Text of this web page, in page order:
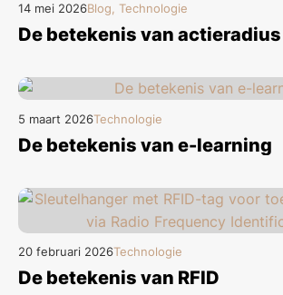
14 mei 2026Blog, Technologie
De betekenis van
5 maart 2026Technologie
De betekenis van e-learning
20 februari 2026Technologie
De betekenis van RFID